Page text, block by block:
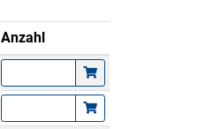
Anzahl